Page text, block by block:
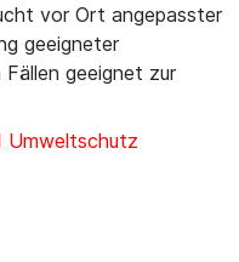
vor Ort angepasster
geeigneter
geeignet zur
Umweltschutz